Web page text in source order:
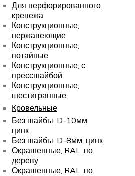
Для перфорированного
крепежа
Конструкционные,
нержавеющие
Конструкционные,
потайные
Конструкционные, с
прессшайбой
Конструкционные,
шестигранные
Кровельные
Без шайбы, D-10мм,
цинк
Без шайбы, D-8мм, цинк
Окрашенные, RAL, по
дереву
Окрашенные, RAL, по